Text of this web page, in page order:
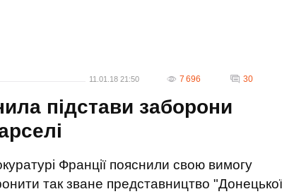
11.01.18 21:50 7 696 30
підстави заборони
Франції пояснили свою вимогу
так зване представництво "Донецької